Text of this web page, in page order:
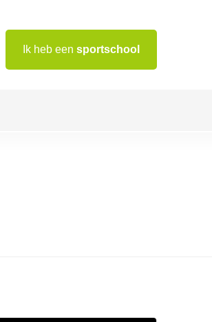
Ik heb een sportschool